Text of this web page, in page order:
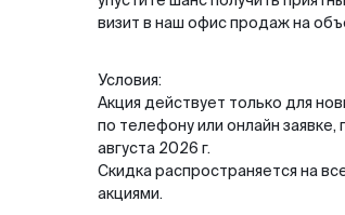
визит в наш офис продаж на
Условия:
Акция действует только для
по телефону или онлайн заявке,
августа 2026 г.
Скидка распространяется на
акциями.